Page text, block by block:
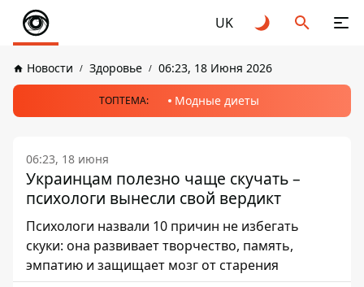
UK
Новости Здоровье 06:23, 18 Июня 2026
ТОПТЕМА: Модные диеты
06:23, 18 июня
Украинцам полезно чаще скучать –
психологи вынесли свой вердикт
Психологи назвали 10 причин не избегать
скуки: она развивает творчество, память,
эмпатию и защищает мозг от старения